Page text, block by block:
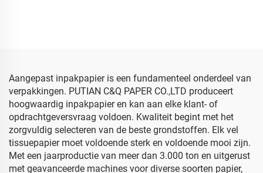
Sjabloenpapier
Aangepast inpakpapier is een fundamenteel onderdeel van
verpakkingen. PUTIAN C&Q PAPER CO.,LTD produceert
hoogwaardig inpakpapier en kan aan elke klant- of
opdrachtgeversvraag voldoen. Kwaliteit begint met het
zorgvuldig selecteren van de beste grondstoffen. Elk vel
tissuepapier moet voldoende sterk en voldoende mooi zijn.
Met een jaarproductie van meer dan 3.000 ton en uitgerust
met geavanceerde machines voor diverse soorten papier,